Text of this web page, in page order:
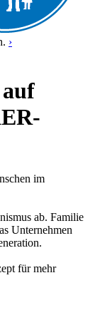
›
im
ab. Familie
Unternehmen
für mehr